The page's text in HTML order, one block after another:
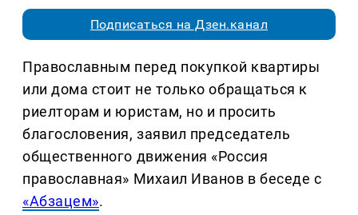
Подписаться на Дзен.канал
Православным перед покупкой квартиры
или дома стоит не только обращаться к
риелторам и юристам, но и просить
благословения, заявил председатель
общественного движения «Россия
православная» Михаил Иванов в беседе с
«Абзацем».